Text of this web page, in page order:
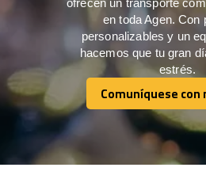
en toda Agen. Con
personalizables y un
hacemos que tu gran
estrés.
Comuníquese
Comuníquese